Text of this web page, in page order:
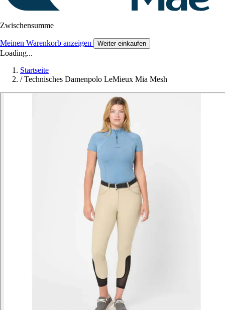
Zwischensumme
Meinen Warenkorb anzeigen Weiter einkaufen
Loading...
Startseite
/ Technisches Damenpolo LeMieux Mia Mesh